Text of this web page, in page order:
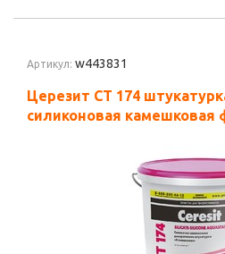
Артикул: w443831
Церезит CT 174
силиконовая камешковая